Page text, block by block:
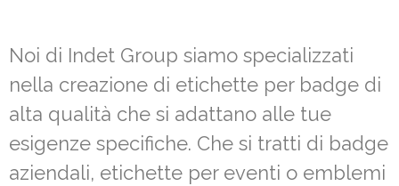
Noi di Indet Group siamo specializzati
nella creazione di etichette per badge di
alta qualità che si adattano alle tue
esigenze specifiche. Che si tratti di badge
aziendali, etichette per eventi o emblemi